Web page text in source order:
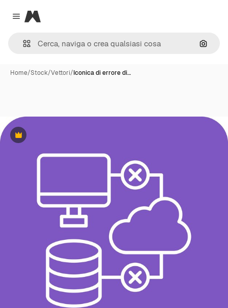
Close menu
Magnific
Cerca
Home/Stock/Vettori/Iconica di errore di…
Premium